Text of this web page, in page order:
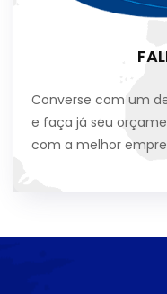
Converse com um
e faça já seu
com a melhor